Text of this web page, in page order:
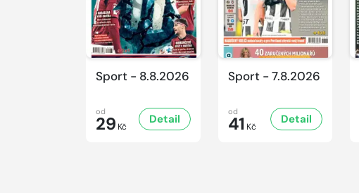
Sport - 8.8.2026
od
29 Kč
Detail
Sport - 7.8.2026
od
41 Kč
Detail